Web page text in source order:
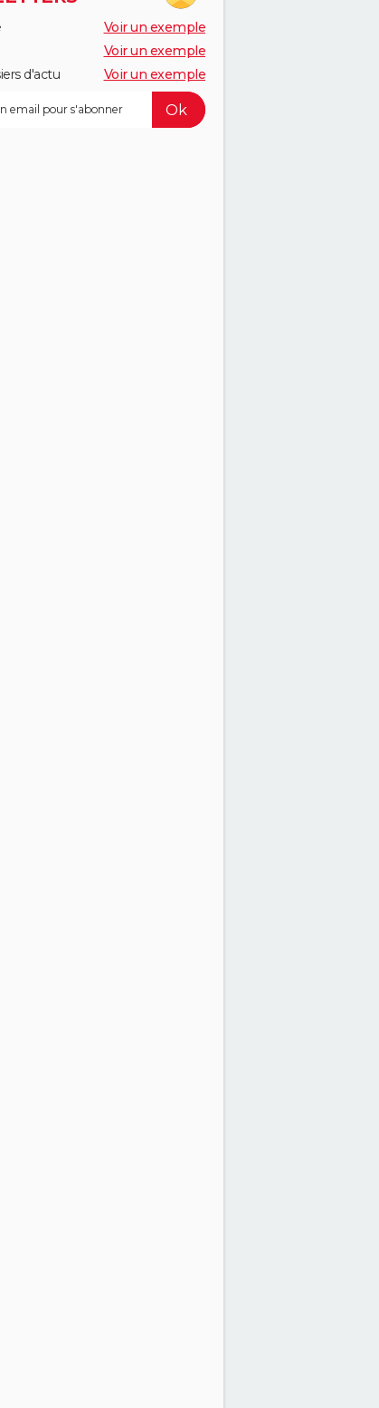
Voir un exemple
Voir un exemple
d'actu
Voir un exemple